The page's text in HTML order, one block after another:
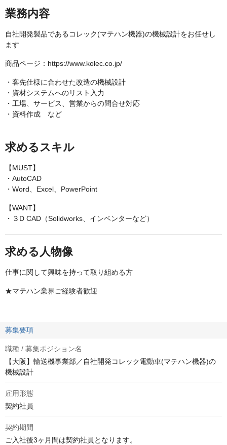
業務内容
自社開発製品であるコレック(マテハン機器)の機械設計をお任せし
ます
商品ページ：https://www.kolec.co.jp/
・客先仕様に合わせた改造の機械設計
・資材システムへのリスト入力
・工場、サービス、営業からの問合せ対応
・資料作成 など
求めるスキル
【MUST】
・AutoCAD
・Word、Excel、PowerPoint
【WANT】
・３D CAD（Solidworks、インベンターなど）
求める人物像
仕事に関して興味を持って取り組める方
★マテハン業界ご経験者歓迎
募集要項
職種 / 募集ポジション名
【大阪】輸送機事業部／自社開発コレック電動車(マテハン機器)の
機械設計
雇用形態
契約社員
契約期間
ご入社後3ヶ月間は契約社員となります。